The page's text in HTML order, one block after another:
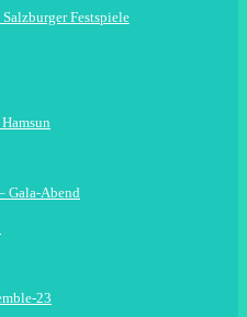
Festspiele
Gala-Abend
23